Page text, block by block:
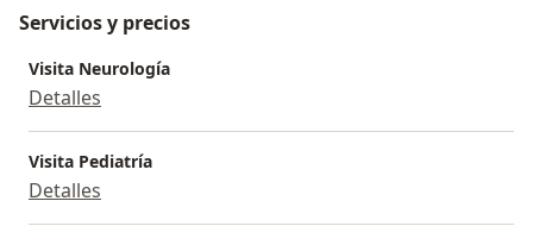
Servicios y precios
Visita Neurología
Detalles
Visita Pediatría
Detalles